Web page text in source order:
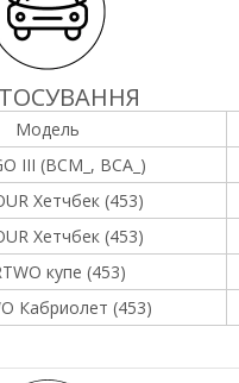
Модель
III (BCM_, BCA_)
Хетчбек (453)
Хетчбек (453)
купе (453)
Кабриолет (453)